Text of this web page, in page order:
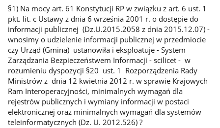
§1) Na mocy art. 61 Konstytucji RP w związku z art. 6 ust. 1
pkt. lit. c Ustawy z dnia 6 września 2001 r. o dostępie do
informacji publicznej (Dz.U.2015.2058 z dnia 2015.12.07) -
wnosimy o udzielenie informacji publicznej w przedmiocie
czy Urząd (Gmina) ustanowiła i eksploatuje - System
Zarządzania Bezpieczeństwem Informacji - scilicet - w
rozumieniu dyspozycji §20 ust. 1 Rozporządzenia Rady
Ministrów z dnia 12 kwietnia 2012 r. w sprawie Krajowych
Ram Interoperacyjności, minimalnych wymagań dla
rejestrów publicznych i wymiany informacji w postaci
elektronicznej oraz minimalnych wymagań dla systemów
teleinformatycznych (Dz. U. 2012.526) ?